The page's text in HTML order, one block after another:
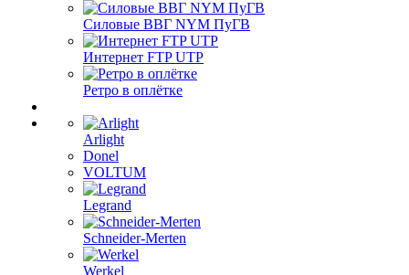
Силовые ВВГ NYM ПуГВ
Интернет FTP UTP
Ретро в оплётке
Arlight
Donel
VOLTUM
Legrand
Schneider-Merten
Werkel